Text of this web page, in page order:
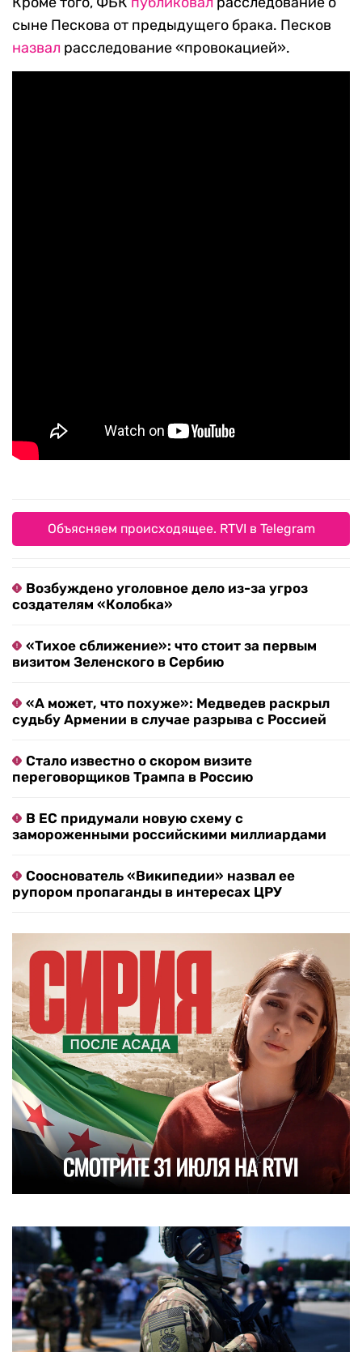
сыне Пескова от предыдущего брака. Песков
назвал расследование «провокацией».
Объясняем происходящее. RTVI в Telegram
Возбуждено уголовное дело из-за угроз
создателям «Колобка»
«Тихое сближение»: что стоит за первым
визитом Зеленского в Сербию
«А может, что похуже»: Медведев раскрыл
судьбу Армении в случае разрыва с Россией
Стало известно о скором визите
переговорщиков Трампа в Россию
В ЕС придумали новую схему с
замороженными российскими миллиардами
Сооснователь «Википедии» назвал ее
рупором пропаганды в интересах ЦРУ